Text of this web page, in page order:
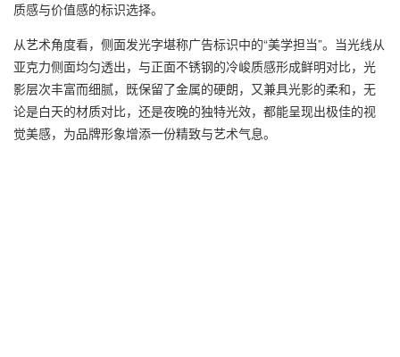
质感与价值感的标识选择。
从艺术角度看，侧面发光字堪称广告标识中的“美学担当”。当光线从
亚克力侧面均匀透出，与正面不锈钢的冷峻质感形成鲜明对比，光
影层次丰富而细腻，既保留了金属的硬朗，又兼具光影的柔和，无
论是白天的材质对比，还是夜晚的独特光效，都能呈现出极佳的视
觉美感，为品牌形象增添一份精致与艺术气息。